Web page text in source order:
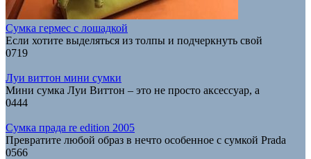
Сумка гермес с лошадкой
Если хотите выделяться из толпы и подчеркнуть свой
0719
Луи виттон мини сумки
Мини сумка Луи Виттон – это не просто аксессуар, а
0444
Сумка прада re edition 2005
Превратите любой образ в нечто особенное с сумкой Prada
0566